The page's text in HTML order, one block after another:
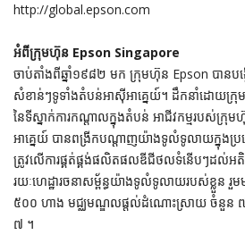
http://global.epson.com
អំពីក្រុមហ៊ុន Epson Singapore
ចាប់តាំងពីឆ្នាំ១៩៨២ មក ក្រុមហ៊ុន Epson បានបង្ក
សំខាន់ៗទូទាំងតំបន់អាស៊ីអាគ្នេយ៍។ ដឹកនាំដោយក្
នៃទីស្នាក់ការកណ្តាលក្នុងតំបន់ អាជីវកម្មរបស់ក្រុ
អាគ្នេយ៍ បានពង្រីកបណ្តាញយ៉ាងទូលំទូលាយក្នុង
ត្រូវលើការផ្គត់ផ្គង់ផលិតផលឌីជីថលទំនើបៗដល់អតិថិ
រយៈហេដ្ឋារចនាសម្ព័ន្ធយ៉ាងទូលំទូលាយរបស់ខ្លួន រួម
៥០០ ហាង មជ្ឈមណ្ឌលផ្តល់ដំណោះស្រាយ ចំនួន
៧ ។